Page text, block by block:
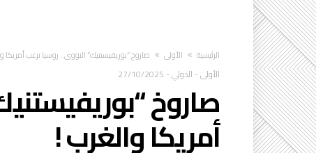
‫الرئيسية‬ الأولى صاروخ “بوريفيستنيك” النووي.. روسيا ترعب أمريكا
الأولى- الدولي-
27/10/2025
صاروخ
أمريكا والغرب !